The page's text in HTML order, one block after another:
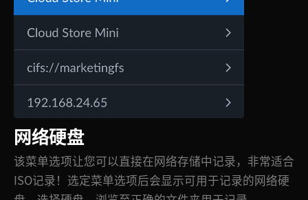
网络硬盘
该菜单选项让您可以直接在网络存储中记录，非常适合
ISO记录！选定菜单选项后会显示可用于记录的网络硬